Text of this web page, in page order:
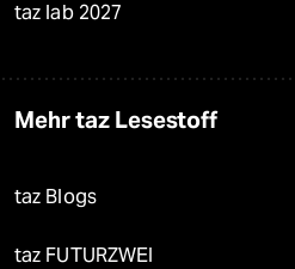
taz lab 2027
Mehr taz Lesestoff
taz Blogs
taz FUTURZWEI